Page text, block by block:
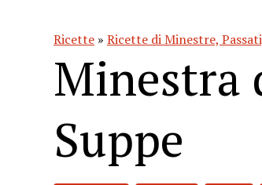
Ricette » Ricette di Minestre,
Minestra
Suppe